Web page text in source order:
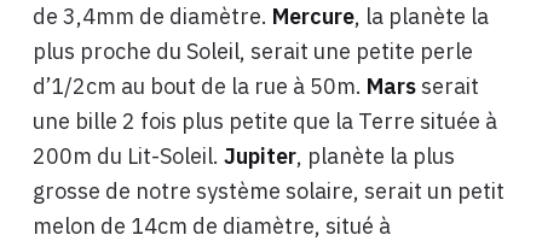
de 3,4mm de diamètre. Mercure, la planète la
plus proche du Soleil, serait une petite perle
d’1/2cm au bout de la rue à 50m. Marsserait
une bille 2 fois plus petite que la Terre située à
200m du Lit-Soleil. Jupiter, planète la plus
grosse de notre système solaire, serait un petit
melon de 14cm de diamètre, situé à